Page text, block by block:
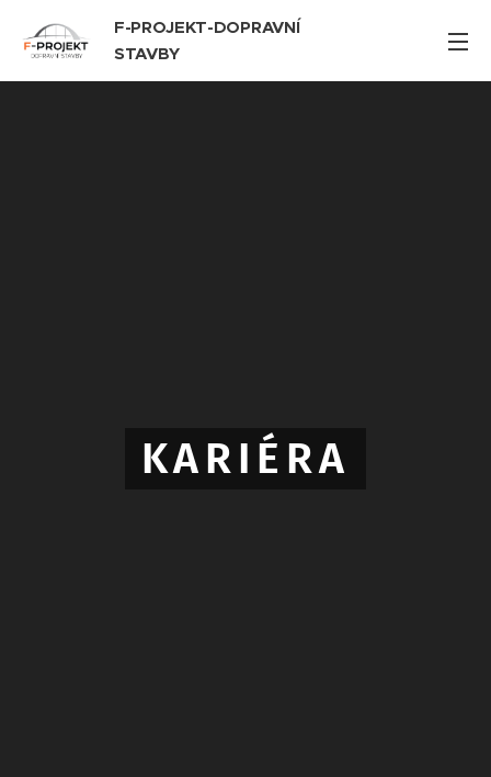
F-PROJEKT-DOPRAVNÍ
STAVBY
KARIÉRA